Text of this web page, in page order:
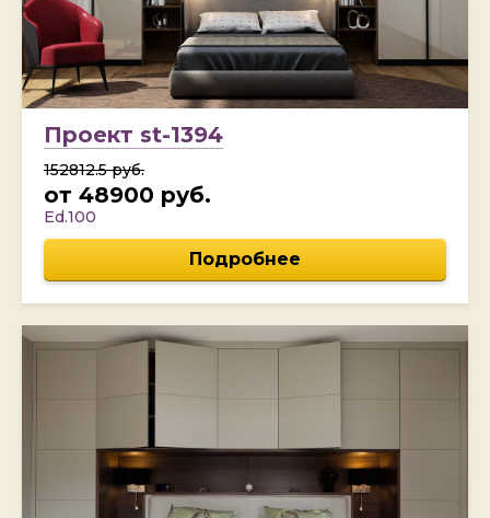
Проект st-1394
152812.5 руб.
от 48900 руб.
Ed.100
Подробнее